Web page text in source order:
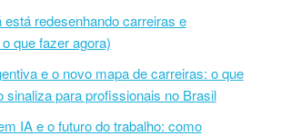
está redesenhando carreiras e
que fazer agora)
e o novo mapa de carreiras: o que
sinaliza para profissionais no Brasil
IA e o futuro do trabalho: como